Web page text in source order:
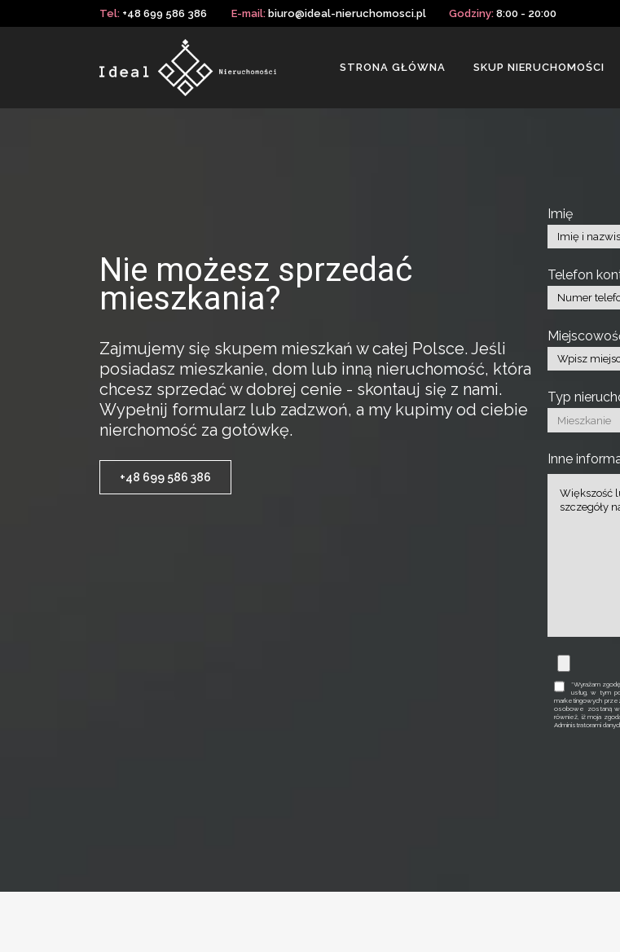
Tel: +48 699 586 386 E-mail: biuro@ideal-nieruchomosci.pl Godziny: 8:00 - 20:00
STRONA GŁÓWNA SKUP NIERUCHOMOŚCI
Nie możesz sprzedać
mieszkania?
Zajmujemy się skupem mieszkań w całej Polsce. Jeśli
posiadasz mieszkanie, dom lub inną nieruchomość, która
chcesz sprzedać w dobrej cenie - skontauj się z nami.
Wypełnij formularz lub zadzwoń, a my kupimy od ciebie
nierchomość za gotówkę.
+48 699 586 386
Imię
Telefon
Typ
Inne
*Wyrażam
usług, w tym
marketingowych
osobowe zostaną
również, iż moja
Administratorami